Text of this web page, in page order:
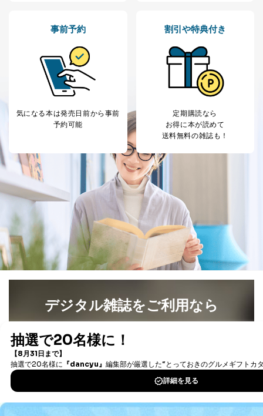
事前予約
気になる本は発売日前から事前
予約可能
割引や特典付き
定期購読なら
お得に本が読めて
送料無料の雑誌も！
デジタル雑誌をご利用なら
書籍）が無料で読み放題！
DOWNLOAD FOR IOS